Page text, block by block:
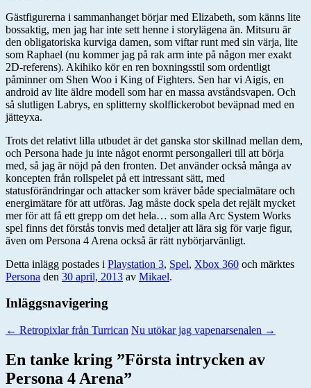
Gästfigurerna i sammanhanget börjar med Elizabeth, som känns lite
bossaktig, men jag har inte sett henne i storylägena än. Mitsuru är
den obligatoriska kurviga damen, som viftar runt med sin värja, lite
som Raphael (nu kommer jag på rak arm inte på någon mer exakt
2D-referens). Akihiko kör en ren boxningsstil som ordentligt
påminner om Shen Woo i King of Fighters. Sen har vi Aigis, en
android av lite äldre modell som har en massa avståndsvapen. Och
så slutligen Labrys, en splitterny skolflickerobot beväpnad med en
jätteyxa.
Trots det relativt lilla utbudet är det ganska stor skillnad mellan dem,
och Persona hade ju inte något enormt persongalleri till att börja
med, så jag är nöjd på den fronten. Det använder också många av
koncepten från rollspelet på ett intressant sätt, med
statusförändringar och attacker som kräver både specialmätare och
energimätare för att utföras. Jag måste dock spela det rejält mycket
mer för att få ett grepp om det hela… som alla Arc System Works
spel finns det förstås tonvis med detaljer att lära sig för varje figur,
även om Persona 4 Arena också är rätt nybörjarvänligt.
Detta inlägg postades i Playstation 3, Spel, Xbox 360 och märktes
Persona den 30 april, 2013 av Mikael.
Inläggsnavigering
← Retropixlar från Turrican Nu utökar jag vapenarsenalen →
En tanke kring ”Första intrycken av
Persona 4 Arena”